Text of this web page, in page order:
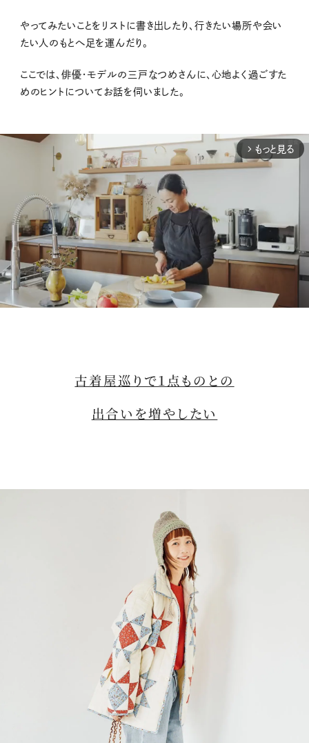
やってみたいことをリストに書き出したり、行きたい場所や会い
たい人のもとへ足を運んだり。
ここでは、俳優・モデルの三戸なつめさんに、心地よく過ごすた
めのヒントについてお話を伺いました。
arrow_forward_ios もっと見る
古着屋巡りで１点ものとの
出合いを増やしたい